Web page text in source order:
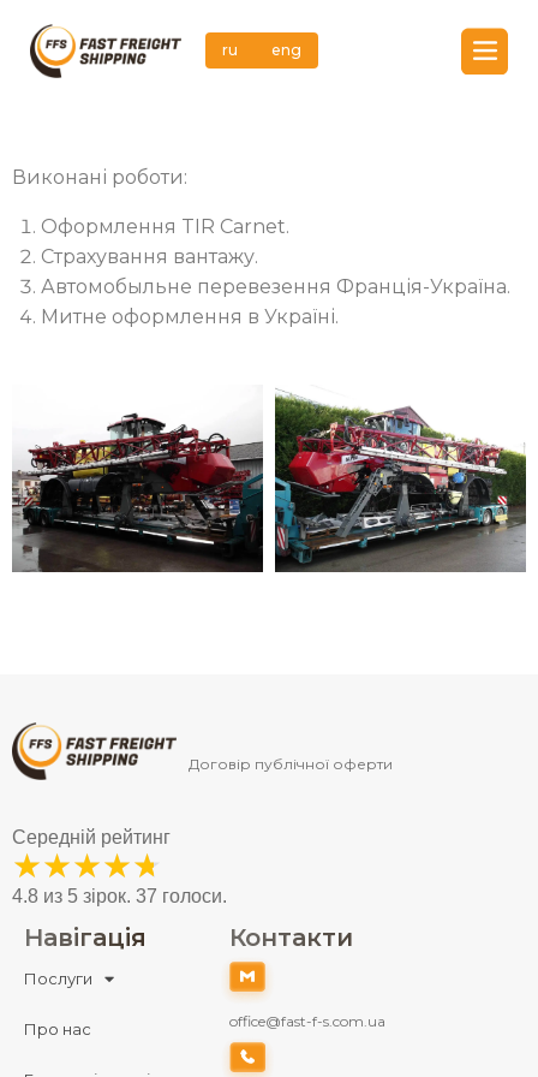
ru eng
Виконані роботи:
Оформлення TIR Carnet.
Страхування вантажу.
Автомобыльне перевезення Франція-Україна.
Митне оформлення в Україні.
Договір публічної оферти
Середній рейтинг
★★★★★
4.8 из 5 зірок. 37 голоси.
Навігація
Послуги
Про нас
Контакти
office@fast-f-s.com.ua
Заповніть форму
І ми передзвонимо Вам протягом дня
Натискаючи кнопку
ви погоджуєтесь з “Політикою щодо обробки
персональних даних”.
ru
Послуги
Про нас
Етапи співпраці
Кейси